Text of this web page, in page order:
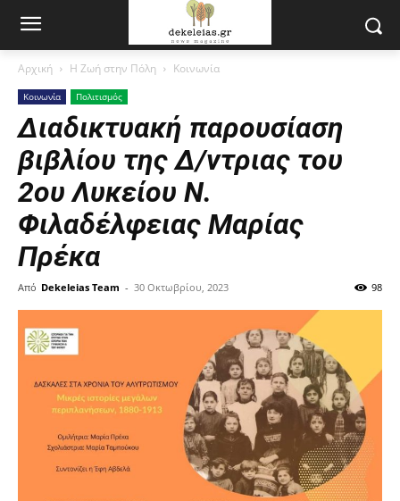
Αρχική Η Ζωή στην Πόλη Κοινωνία
Κοινωνία Πολιτισμός
Διαδικτυακή παρουσίαση
βιβλίου της Δ/ντριας του
2ου Λυκείου Ν.
Φιλαδέλφειας Μαρίας
Πρέκα
Από Dekeleias Team - 30 Οκτωβρίου, 2023 98